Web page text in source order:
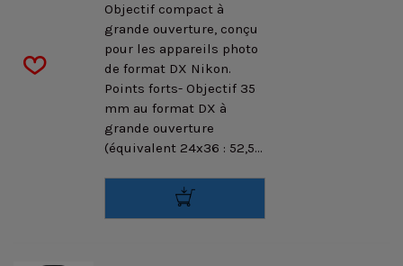
Objectif compact à
grande ouverture, conçu
pour les appareils photo
de format DX Nikon.
Points forts- Objectif 35
mm au format DX à
grande ouverture
(équivalent 24x36 : 52,5...